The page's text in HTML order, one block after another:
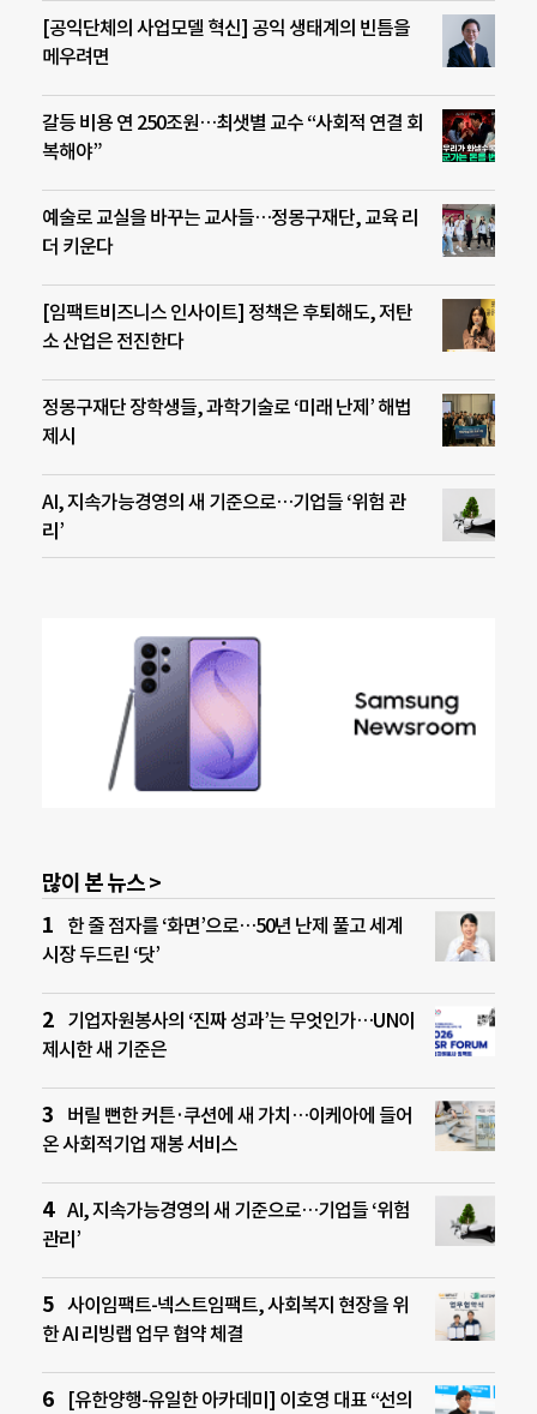
[공익단체의 사업모델 혁신] 공익 생태계의 빈틈을
메우려면
갈등 비용 연 250조원…최샛별 교수 “사회적 연결 회
복해야”
예술로 교실을 바꾸는 교사들…정몽구재단, 교육 리
더 키운다
[임팩트비즈니스 인사이트] 정책은 후퇴해도, 저탄
소 산업은 전진한다
정몽구재단 장학생들, 과학기술로 ‘미래 난제’ 해법
제시
AI, 지속가능경영의 새 기준으로…기업들 ‘위험 관
리’
많이 본 뉴스 >
한 줄 점자를 ‘화면’으로…50년 난제 풀고 세계
시장 두드린 ‘닷’
기업자원봉사의 ‘진짜 성과’는 무엇인가…UN이
제시한 새 기준은
버릴 뻔한 커튼·쿠션에 새 가치…이케아에 들어
온 사회적기업 재봉 서비스
AI, 지속가능경영의 새 기준으로…기업들 ‘위험
관리’
사이임팩트-넥스트임팩트, 사회복지 현장을 위
한 AI 리빙랩 업무 협약 체결
[유한양행-유일한 아카데미] 이호영 대표 “선의